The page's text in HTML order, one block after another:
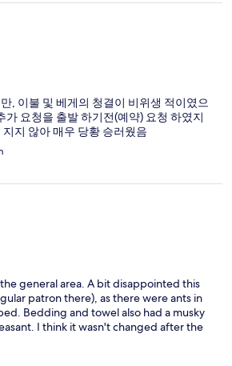
, 이불 및 베게의 청결이 비위생 적이였으
가 요청을 출발 하기전(예약) 요청 하였지
지 않아 매우 당황 승러웠음
general area. A bit disappointed this
patron there), as there were ants in
Bedding and towel also had a musky
I think it wasn't changed after the